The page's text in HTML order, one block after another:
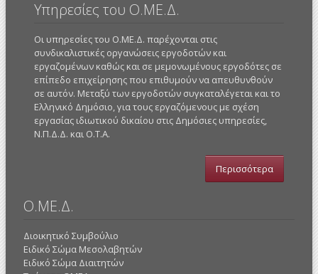
Υπηρεσίες του Ο.ΜΕ.Δ.
Οι υπηρεσίες του Ο.ΜΕ.Δ. παρέχονται στις
συνδικαλιστικές οργανώσεις εργοδοτών και
εργαζομένων καθώς και σε μεμονωμένους εργοδότες σε
επίπεδο επιχείρησης που επιθυμούν να απευθυνθούν
σε αυτόν. Μεταξύ των εργοδοτών συγκαταλέγεται και το
Ελληνικό Δημόσιο, για τους εργαζόμενους με σχέση
εργασίας ιδιωτικού δικαίου στις Δημόσιες υπηρεσίες,
Ν.Π.Δ.Δ. και Ο.Τ.Α.
Περισσότερα
Ο.ΜΕ.Δ.
Διοικητικό Συμβούλιο
Ειδικό Σώμα Μεσολαβητών
Ειδικό Σώμα Διαιτητών